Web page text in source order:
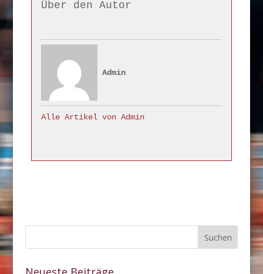
Über den Autor
Admin
Alle Artikel von Admin